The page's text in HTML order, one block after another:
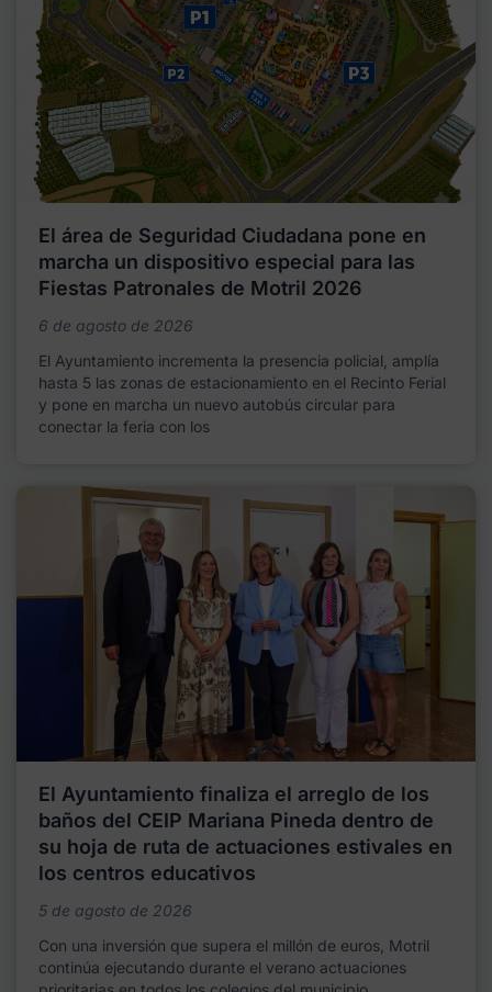
El área de Seguridad Ciudadana pone en
marcha un dispositivo especial para las
Fiestas Patronales de Motril 2026
6 de agosto de 2026
El Ayuntamiento incrementa la presencia policial, amplía
hasta 5 las zonas de estacionamiento en el Recinto Ferial
y pone en marcha un nuevo autobús circular para
conectar la feria con los
El Ayuntamiento finaliza el arreglo de los
baños del CEIP Mariana Pineda dentro de
su hoja de ruta de actuaciones estivales en
los centros educativos
5 de agosto de 2026
Con una inversión que supera el millón de euros, Motril
continúa ejecutando durante el verano actuaciones